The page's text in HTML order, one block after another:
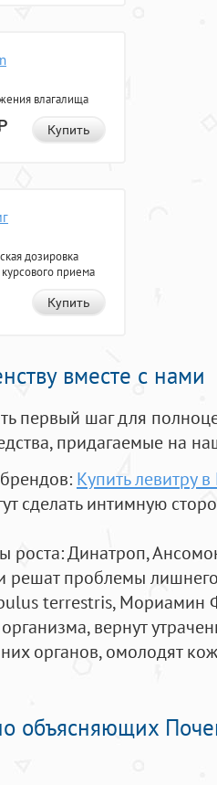
влагалища
Купить
дозировка
приема
Купить
вместе с нами
первый шаг для
придагаемые на
Купить левитру
сделать интимную
роста: Динатроп,
решат проблемы
terrestris, Мориамин
вернут
органов, омолодят
объясняющих